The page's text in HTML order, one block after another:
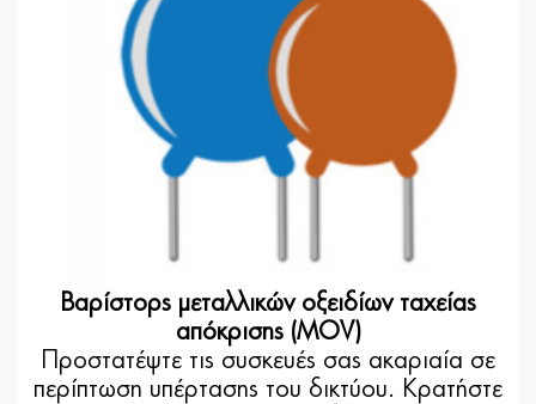
Βαρίστορς μεταλλικών οξειδίων ταχείας
απόκρισης (MOV)
Προστατέψτε τις συσκευές σας ακαριαία σε
περίπτωση υπέρτασης του δικτύου. Κρατήστε